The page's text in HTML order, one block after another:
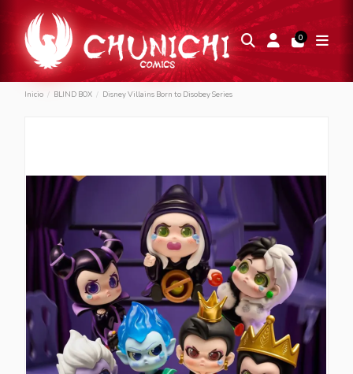
0
Inicio BLIND BOX Disney Villains Born to Disobey Series